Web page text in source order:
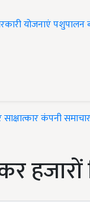
योजनाएंपशुपालन
साक्षात्कारकंपनी समाचार